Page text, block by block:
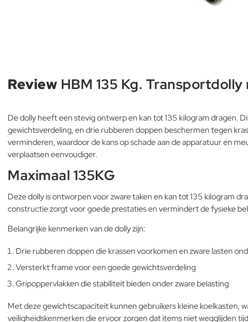
Review HBM 135 Kg.
De dolly heeft een stevig ontwerp en kan tot 135 kilogram dragen.
gewichtsverdeling, en drie rubberen doppen beschermen tegen
verminderen, waardoor de kans op schade aan de apparatuur en
verplaatsen eenvoudiger.
Maximaal 135KG
Deze dolly is ontworpen voor zware taken en kan tot 135 kilogram
constructie zorgt voor goede prestaties en vermindert de fysieke
Belangrijke kenmerken van de dolly zijn:
Drie rubberen doppen die krassen voorkomen en zware lasten
Versterkt frame voor een goede gewichtsverdeling
Gripoppervlakken die stabiliteit bieden onder zware belasting
Met deze gewichtscapaciteit kunnen gebruikers kleine koelkasten,
veiligheidskenmerken die ervoor zorgen dat items niet wegglijden